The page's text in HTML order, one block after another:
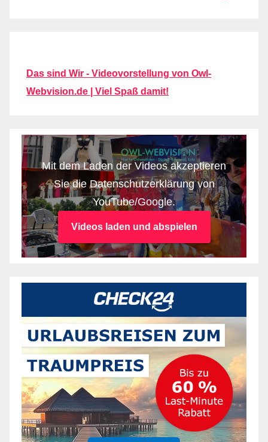
Das sind Wir - Videovorstellung von Owl-
Webvision.de | Viel Spaß damit!
Mit dem Laden der Videos akzeptieren
Sie die Datenschutzerklärung von
YouTube/Google.
Videos laden und abspielen